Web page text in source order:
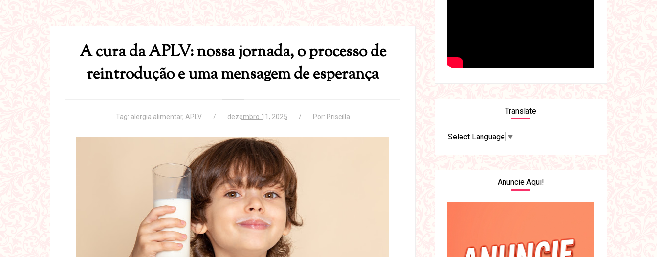
A cura da APLV: nossa jornada, o processo de
reintrodução e uma mensagem de esperança
Tag: alergia alimentar, APLV dezembro 11, 2025 Por: Priscilla
Translate
Select Language ▼
Anuncie Aqui!